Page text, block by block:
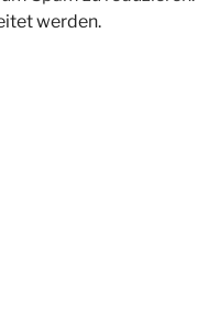
werden.